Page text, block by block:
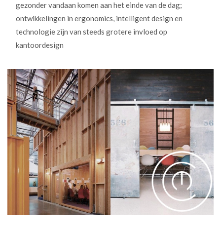
gezonder vandaan komen aan het einde van de dag;
ontwikkelingen in ergonomics, intelligent design en
technologie zijn van steeds grotere invloed op
kantoordesign